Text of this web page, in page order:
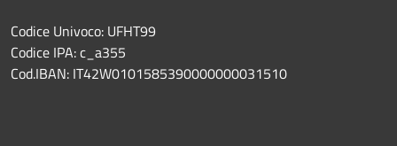
Codice Univoco: UFHT99
Codice IPA: c_a355
Cod.IBAN: IT42W0101585390000000031510